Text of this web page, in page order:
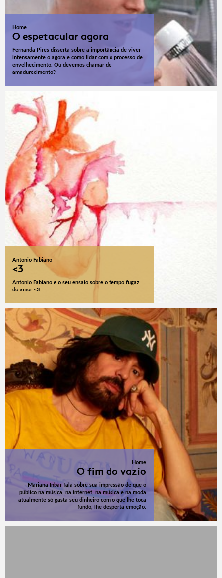
Home
O espetacular agora
Fernanda Pires disserta sobre a importância de viver
intensamente o agora e como lidar com o processo de
envelhecimento. Ou devemos chamar de
amadurecimento?
Antonio Fabiano
<3
Antonio Fabiano e o seu ensaio sobre o tempo fugaz
do amor <3
Home
O fim do vazio
Mariana Inbar fala sobre sua impressão de que o
público na música, na internet, na música e na moda
atualmente só gasta seu dinheiro com o que lhe toca
fundo, lhe desperta emoção.